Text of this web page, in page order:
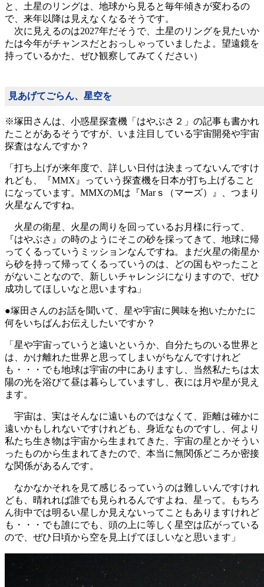
と、土星のリングは、地球から見ると毎年傾きが変わるの
で、来年以降は見えなくなるそうです。
次に見えるのは2027年だそうで、土星のリングを見たいか
たは今年がチャンスだとおっしゃっていましたよ。望遠鏡を
持っているかた、ぜひ観察してみてください）
見あげてごらん、星空を
※塚田さんは、小惑星探査機「はやぶさ２」の記事も書かれ
たことがあるそうですが、いま注目している宇宙開発や宇宙
探査はなんですか？
「打ち上げが来年度で、詳しい日付は決まってないんですけ
れども、『MMX』っていう探査機を日本が打ち上げること
になっています。MMXのMは『Marｓ（マーズ）』、つまり
火星なんですね。
火星の衛星、火星の周りを回っているお月様に行って、
『はやぶさ』の時のようにそこの砂を採ってきて、地球に帰
ってくるっていうミッションなんですね。まだ火星の衛星か
ら砂を持って帰ってくるっていうのは、どの国もやったこと
がないことなので、新しいチャレンジになりますので、ぜひ
成功してほしいなと思いますね」
●塚田さんのお話を聞いて、星や宇宙に興味を抱いたかたに
何をいちばんお伝えしたいですか？
「星や宇宙っていうと遠いというか、自分たちのいる世界と
は、かけ離れた世界と思ってしまいがちなんですけれど
も・・・でも地球は宇宙の中にありますし、当然私たちは太
陽の光を浴びて昼は暮らしていますし、夜には月や星が見え
ます。
宇宙は、実はそんなに遠いものではなくて、距離は確かに
遠いかもしれないですけれども、身近なものですし、何より
私たち生き物は宇宙から生まれてきた、宇宙の星とかそうい
ったものから生まれてきたので、本当に無関係どころか密接
な関係があるんです。
なかなかそれを見て感じるっていうのは難しいんですけれ
ども、晴れれば誰でも見られるんですよね、星って。もちろ
ん街中では明るい星しか見えないってこともありますけれど
も・・・でも誰にでも、頭の上に等しく星空は広がっている
ので、ぜひ日頃から空を見上げてほしいなと思います」